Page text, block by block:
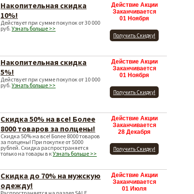
Накопительная скидка
10%!
Действует при сумме покупок от 30 000
руб. Узнать больше >>
Действие Акции
Заканчивается
01 Ноября
Получить Скидку!
Накопительная скидка
5%!
Действует при сумме покупок от 10 000
руб. Узнать больше >>
Действие Акции
Заканчивается
01 Ноября
Получить Скидку!
Скидка 50% на все! Более
8000 товаров за полцены!
Скидка 50% на все! Более 8000 товаров
за полцены! При покупке от 5000
рублей. Скидка распространяется
только на товары в кУзнать больше >>
Действие Акции
Заканчивается
28 Декабря
Получить Скидку!
Скидка до 70% на мужскую
одежду!
Действие Акции
Заканчивается
01 Июля